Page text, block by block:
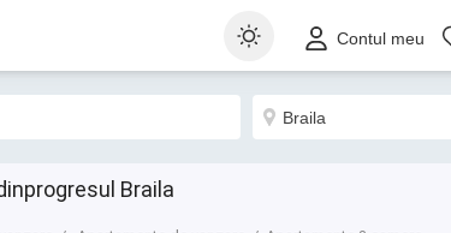
Contul meu
Braila
EUR Sortează